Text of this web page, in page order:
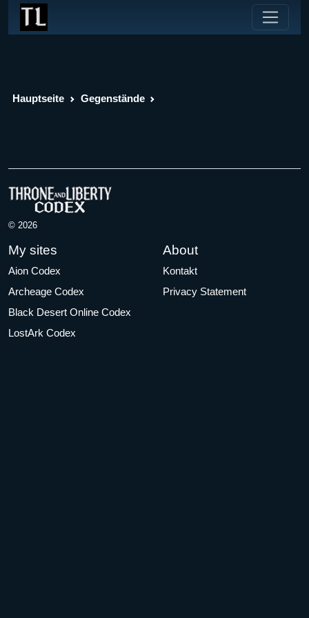
Hauptseite Gegenstände
© 2026
My sites
Aion Codex
Archeage Codex
Black Desert Online Codex
LostArk Codex
About
Kontakt
Privacy Statement